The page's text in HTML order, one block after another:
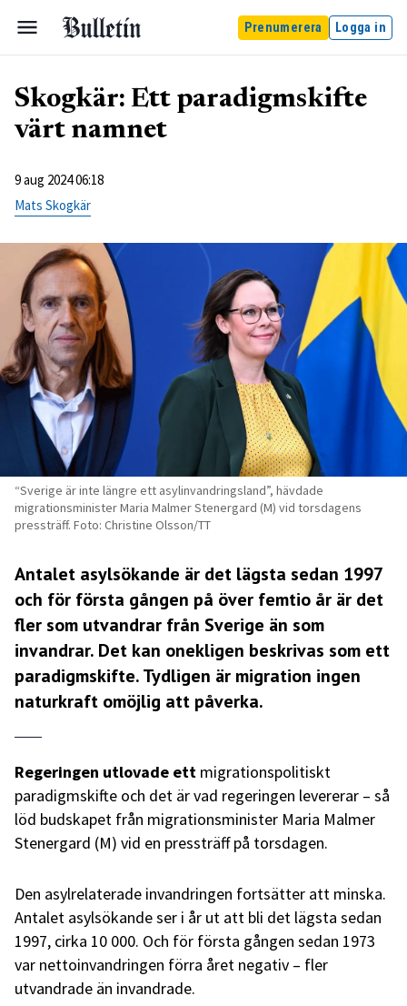
Prenumerera Logga in
Skogkär: Ett paradigmskifte
värt namnet
9 aug 2024 06:18
Mats Skogkär
“Sverige är inte längre ett asylinvandringsland”, hävdade
migrationsminister Maria Malmer Stenergard (M) vid torsdagens
pressträff. Foto: Christine Olsson/TT
Antalet asylsökande är det lägsta sedan 1997
och för första gången på över femtio år är det
fler som utvandrar från Sverige än som
invandrar. Det kan onekligen beskrivas som ett
paradigmskifte. Tydligen är migration ingen
naturkraft omöjlig att påverka.
Regeringen utlovade ett migrationspolitiskt
paradigmskifte och det är vad regeringen levererar – så
löd budskapet från migrationsminister Maria Malmer
Stenergard (M) vid en pressträff på torsdagen.
Den asylrelaterade invandringen fortsätter att minska.
Antalet asylsökande ser i år ut att bli det lägsta sedan
1997, cirka 10 000. Och för första gången sedan 1973
var nettoinvandringen förra året negativ – fler
utvandrade än invandrade.